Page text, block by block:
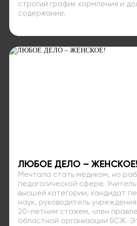
строгий график кормления и
содержание.
ЛЮБОЕ ДЕЛО – ЖЕНСКОЕ!
Мечтала стать медиком, но
педагогической сфере.
высшей категории, кандидат
наук, руководитель
20-летним стажем, член
областной организации БСЖ.